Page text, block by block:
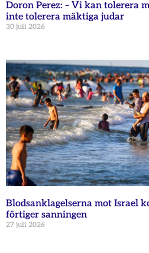
Doron Perez: – Vi kan tolerera
inte tolerera mäktiga judar
30 juli 2026
Blodsanklagelserna mot Israel
förtiger sanningen
27 juli 2026